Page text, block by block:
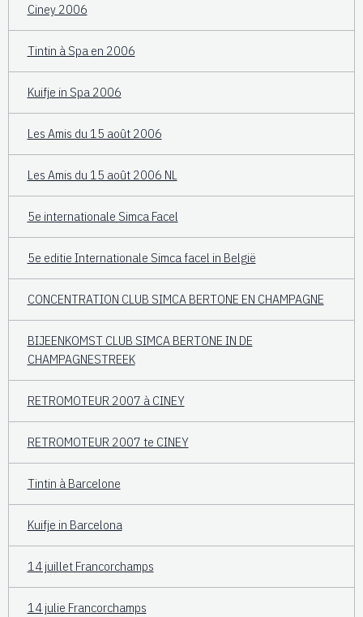
Ciney 2006
Tintin à Spa en 2006
Kuifje in Spa 2006
Les Amis du 15 août 2006
Les Amis du 15 août 2006 NL
5e internationale Simca Facel
5e editie Internationale Simca facel in België
CONCENTRATION CLUB SIMCA BERTONE EN CHAMPAGNE
BIJEENKOMST CLUB SIMCA BERTONE IN DE
CHAMPAGNESTREEK
RETROMOTEUR 2007 à CINEY
RETROMOTEUR 2007 te CINEY
Tintin à Barcelone
Kuifje in Barcelona
14 juillet Francorchamps
14 julie Francorchamps